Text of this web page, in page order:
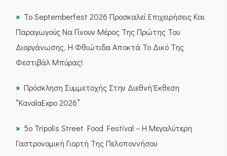
Το Septemberfest 2026 Προσκαλεί Επιχειρήσεις Και
Παραγωγούς Να Γίνουν Μέρος Της Πρώτης Του
Διοργάνωσης. Η Φθιώτιδα Αποκτά Το Δικό Της
Φεστιβάλ Μπύρας!
Πρόσκληση Συμμετοχής Στην Διεθνή Έκθεση
“KavalaExpo 2026”
5ο Tripolis Street Food Festival – Η Μεγαλύτερη
Γαστρονομική Γιορτή Της Πελοποννήσου